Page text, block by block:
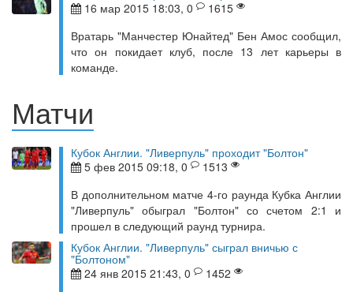
16 мар 2015 18:03, 0
1615
Вратарь "Манчестер Юнайтед" Бен Амос сообщил,
что он покидает клуб, после 13 лет карьеры в
команде.
Матчи
Кубок Англии. "Ливерпуль" проходит "Болтон"
5 фев 2015 09:18, 0
1513
В дополнительном матче 4-го раунда Кубка Англии
"Ливерпуль" обыграл "Болтон" со счетом 2:1 и
прошел в следующий раунд турнира.
Кубок Англии. "Ливерпуль" сыграл вничью с
"Болтоном"
24 янв 2015 21:43, 0
1452